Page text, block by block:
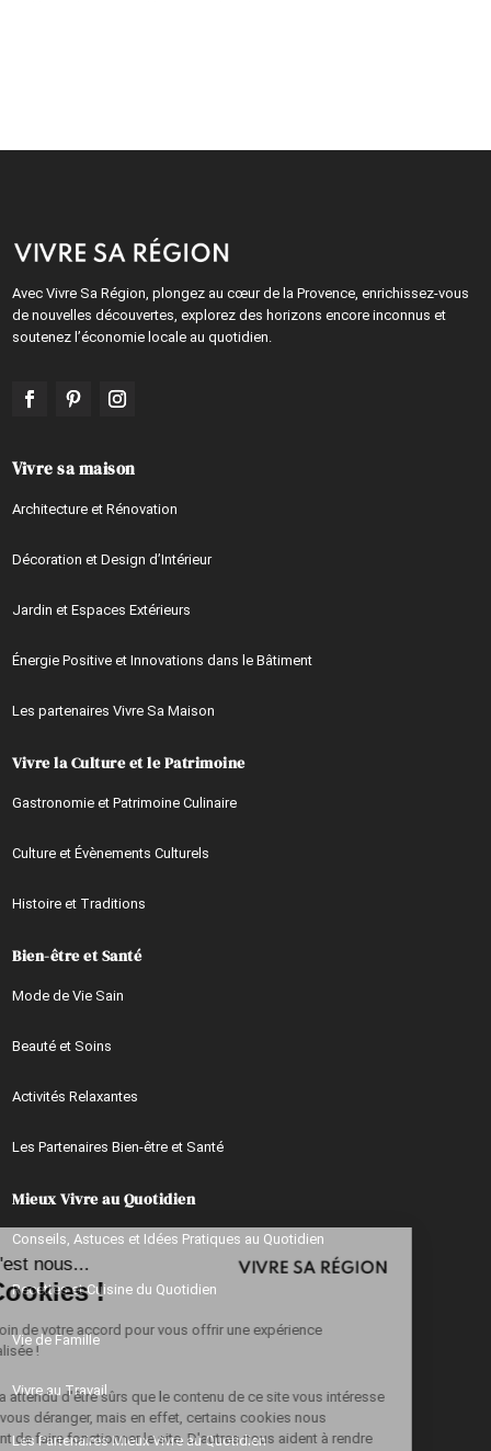
Continuer sans accepter
Salut c'est nous...
les Cookies !
On a besoin de votre accord pour vous offrir une expérience
personnalisée !
Alors on a attendu d'être sûrs que le contenu de ce site vous intéresse
avant de vous déranger, mais en effet, certains cookies nous
permettent de faire fonctionner le site. D'autres nous aident à rendre
Avec Vivre Sa Région, plongez au cœur de la Provence, enrichissez-vous
de nouvelles découvertes, explorez des horizons encore inconnus et
soutenez l’économie locale au quotidien.
Vivre sa maison
Architecture et Rénovation
Décoration et Design d’Intérieur
Jardin et Espaces Extérieurs
Énergie Positive et Innovations dans le Bâtiment
Les partenaires Vivre Sa Maison
Vivre la Culture et le Patrimoine
Gastronomie et Patrimoine Culinaire
Culture et Évènements Culturels
Histoire et Traditions
Bien-être et Santé
Mode de Vie Sain
Beauté et Soins
Activités Relaxantes
Les Partenaires Bien-être et Santé
Mieux Vivre au Quotidien
Conseils, Astuces et Idées Pratiques au Quotidien
Recettes et Cuisine du Quotidien
Vie de Famille
Vivre au Travail
Les Partenaires Mieux Vivre au Quotidien